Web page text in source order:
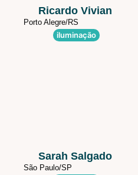
Ricardo Vivian
Porto Alegre/RS
iluminação
Sarah Salgado
São Paulo/SP